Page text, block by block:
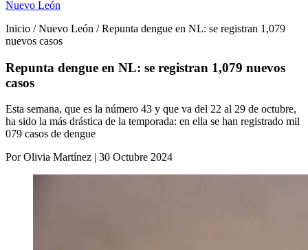
Nuevo León
Inicio / Nuevo León / Repunta dengue en NL: se registran 1,079
nuevos casos
Repunta dengue en NL: se registran 1,079 nuevos
casos
Esta semana, que es la número 43 y que va del 22 al 29 de octubre,
ha sido la más drástica de la temporada: en ella se han registrado mil
079 casos de dengue
Por Olivia Martínez | 30 Octubre 2024